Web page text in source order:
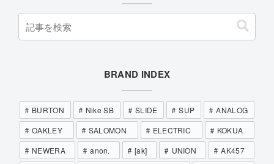
BRAND INDEX
BURTON Nike SB SLIDE SUP
ANALOG
OAKLEY
SALOMON ELECTRIC
KOKUA
NEWERA
anon. [ak] UNION
AK457